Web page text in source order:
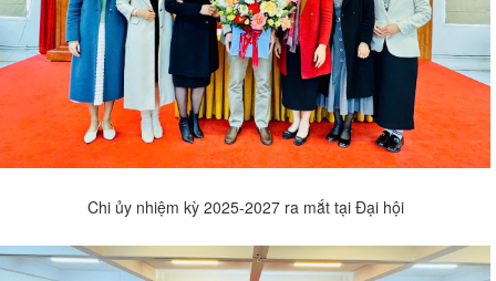
Chi ủy nhiệm kỳ 2025-2027 ra mắt tại Đại hội